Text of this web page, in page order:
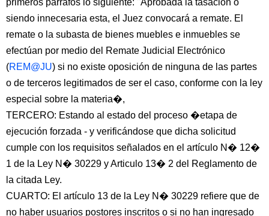
primeros párrafos lo siguiente: "Aprobada la tasación o
siendo innecesaria esta, el Juez convocará a remate. El
remate o la subasta de bienes muebles e inmuebles se
efectúan por medio del Remate Judicial Electrónico
(REM@JU) si no existe oposición de ninguna de las partes
o de terceros legitimados de ser el caso, conforme con la ley
especial sobre la materia�,
TERCERO: Estando al estado del proceso �etapa de
ejecución forzada - y verificándose que dicha solicitud
cumple con los requisitos señalados en el artículo N� 12�
1 de la Ley N� 30229 y Articulo 13� 2 del Reglamento de
la citada Ley.
CUARTO: El artículo 13 de la Ley N� 30229 refiere que de
no haber usuarios postores inscritos o si no han ingresado